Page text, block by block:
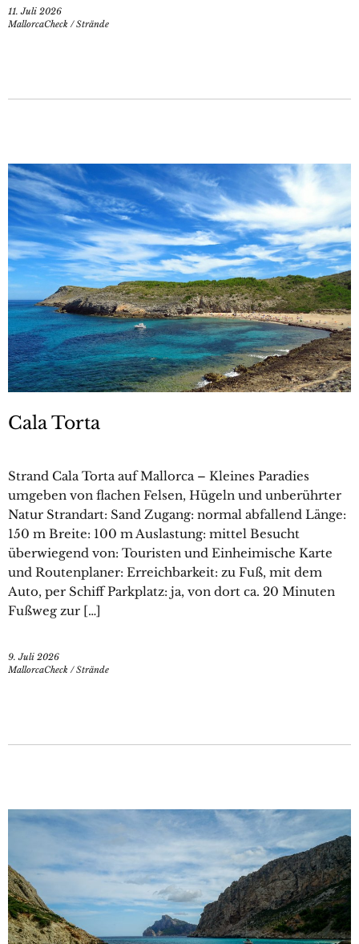
11. Juli 2026
MallorcaCheck /Strände
Cala Torta
Strand Cala Torta auf Mallorca – Kleines Paradies
umgeben von flachen Felsen, Hügeln und unberührter
Natur Strandart: Sand Zugang: normal abfallend Länge:
150 m Breite: 100 m Auslastung: mittel Besucht
überwiegend von: Touristen und Einheimische Karte
und Routenplaner: Erreichbarkeit: zu Fuß, mit dem
Auto, per Schiff Parkplatz: ja, von dort ca. 20 Minuten
Fußweg zur […]
9. Juli 2026
MallorcaCheck /Strände